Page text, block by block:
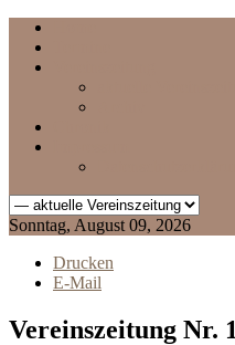
Sonntag, August 09, 2026
Drucken
E-Mail
Vereinszeitung Nr.